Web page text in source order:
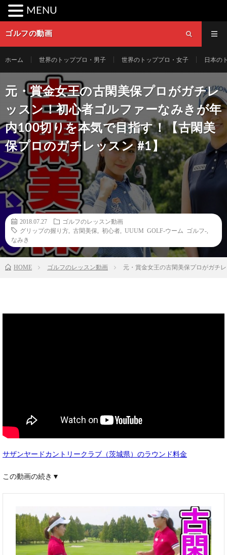
ゴルフの動画
ホーム 世界のトッププロ・男子 世界のトッププロ・女子 日本の
元・賞金女王の古閑美保プロがガチレ
ッスン！初心者ゴルファーなみきが年
内100切りを本気で目指す！【古閑美
保プロのガチレッスン #1】
2018.07.27
ゴルフのレッスン動画
グリップの握り方
古閑美保 初心者 UUUM GOLF-ウーム ゴルフ-
なみき
HOME ゴルフのレッスン動画 元・賞金女王の古閑美保プロがガチ
サザンヤードカントリークラブ（茨城県）のラウンド料金
この動画の続き▼
MENU